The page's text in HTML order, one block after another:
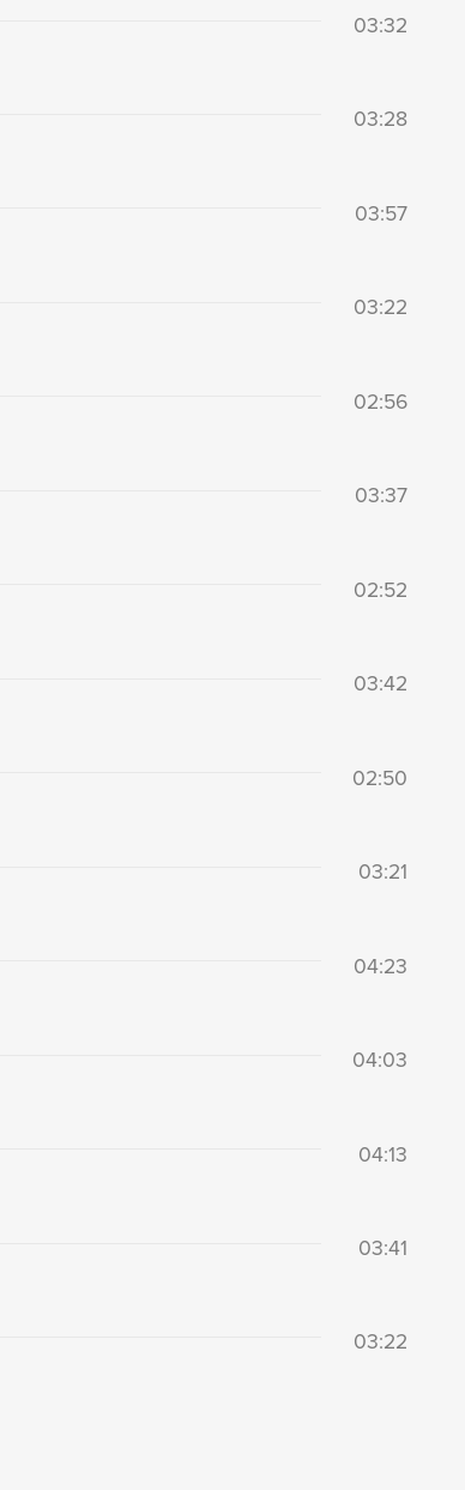
03:32
03:28
03:57
03:22
02:56
03:37
02:52
03:42
02:50
03:21
04:23
04:03
04:13
03:41
03:22